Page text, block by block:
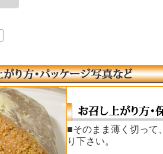
■そのまま薄く切って
り下さい。